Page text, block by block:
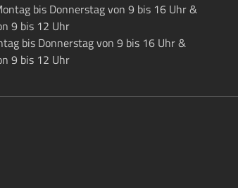
bis Donnerstag von 9 bis 16 Uhr &
9 bis 12 Uhr
bis Donnerstag von 9 bis 16 Uhr &
9 bis 12 Uhr